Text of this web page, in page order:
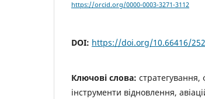
https://orcid.org/0000-0003-3271-3112
DOI: https://doi.org/10.66416/
Ключові слова:
інструменти відновлення,